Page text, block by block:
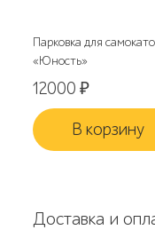
Парковка для
«Юность»
12000₽
В корзину
Доставка и